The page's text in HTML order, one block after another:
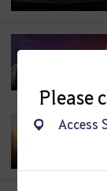
Please
Access